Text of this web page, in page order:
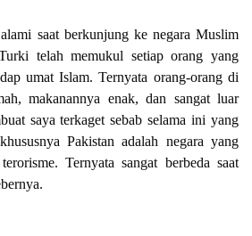
saat berkunjung ke negara Muslim
telah memukul setiap orang yang
umat Islam. Ternyata orang-orang di
makanannya enak, dan sangat luar
saya terkaget sebab selama ini yang
Pakistan adalah negara yang
Ternyata sangat berbeda saat